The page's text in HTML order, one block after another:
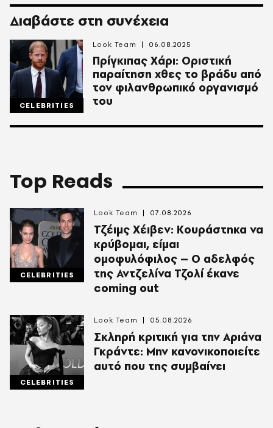
Διαβάστε στη συνέχεια
CELEBRITIES
Πρίγκιπας Χάρι: Οριστική
παραίτηση χθες το βράδυ από
τον φιλανθρωπικό οργανισμό
του
Look Team 06.08.2025
Top Reads
CELEBRITIES
Τζέιμς Χέιβεν: Κουράστηκα να
κρύβομαι, είμαι
ομοφυλόφιλος – Ο αδελφός
της Αντζελίνα Τζολί έκανε
coming out
Look Team 07.08.2026
CELEBRITIES
Σκληρή κριτική για την Αριάνα
Γκράντε: Μην κανονικοποιείτε
αυτό που της συμβαίνει
Look Team 05.08.2026